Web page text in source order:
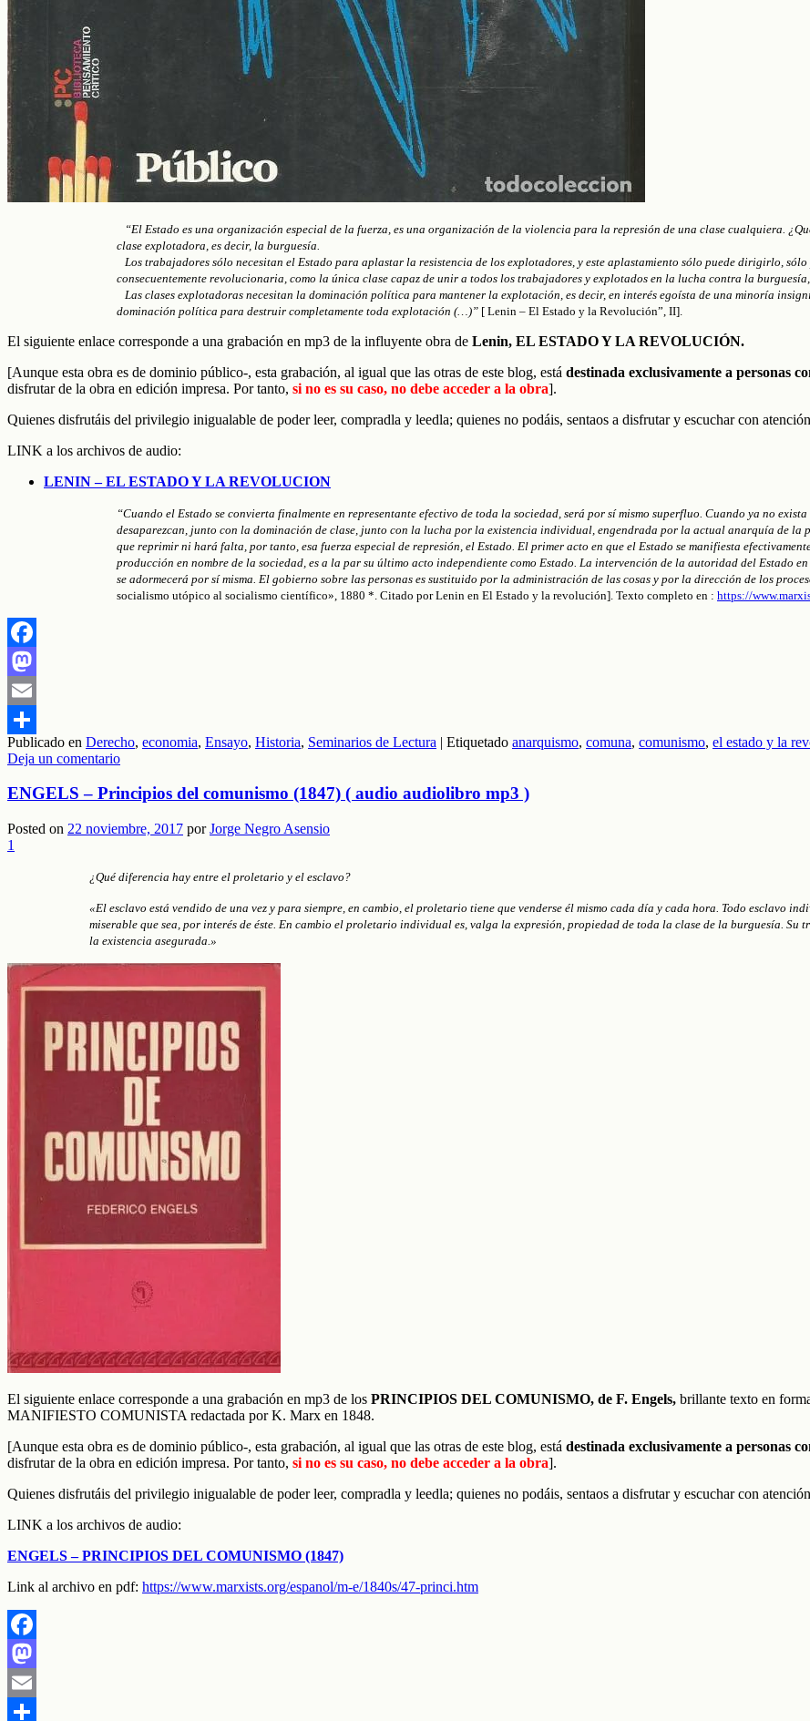
“El Estado es una organización especial de la fuerza, es una organización de la violencia para la represión de una clase cualquiera.
clase explotadora, es decir, la burguesía.
Los trabajadores sólo necesitan el Estado para aplastar la resistencia de los explotadores, y este aplastamiento sólo puede dirigirlo,
consecuentemente revolucionaria, como la única clase capaz de unir a todos los trabajadores y explotados en la lucha contra la
Las clases explotadoras necesitan la dominación política para mantener la explotación, es decir, en interés egoísta de una minoría
dominación política para destruir completamente toda explotación (…)” [ Lenin – El Estado y la Revolución”, II].
El siguiente enlace corresponde a una grabación en mp3 de la influyente obra de Lenin, EL ESTADO Y LA REVOLUCIÓN.
[Aunque esta obra es de dominio público-, esta grabación, al igual que las otras de este blog, está destinada exclusivamente a personas
disfrutar de la obra en edición impresa. Por tanto, si no es su caso, no debe acceder a la obra].
Quienes disfrutáis del privilegio inigualable de poder leer, compradla y leedla; quienes no podáis, sentaos a disfrutar y escuchar con
LINK a los archivos de audio:
LENIN – EL ESTADO Y LA REVOLUCION
“Cuando el Estado se convierta finalmente en representante efectivo de toda la sociedad, será por sí mismo superfluo. Cuando ya no
desaparezcan, junto con la dominación de clase, junto con la lucha por la existencia individual, engendrada por la actual anarquía de la
que reprimir ni hará falta, por tanto, esa fuerza especial de represión, el Estado. El primer acto en que el Estado se manifiesta
producción en nombre de la sociedad, es a la par su último acto independiente como Estado. La intervención de la autoridad del Estado
se adormecerá por sí misma. El gobierno sobre las personas es sustituido por la administración de las cosas y por la dirección de los
socialismo utópico al socialismo científico», 1880 *. Citado por Lenin en El Estado y la revolución]. Texto completo en : https://
Facebook
Mastodon
Email
Compartir
Publicado en Derecho, economia, Ensayo, Historia, Seminarios de Lectura | Etiquetado anarquismo, comuna, comunismo, el estado y la
Deja un comentario
ENGELS – Principios del comunismo (1847) ( audio audiolibro mp3 )
Posted on 22 noviembre, 2017 porJorge Negro Asensio
1
¿Qué diferencia hay entre el proletario y el esclavo?
«El esclavo está vendido de una vez y para siempre, en cambio, el proletario tiene que venderse él mismo cada día y cada hora. Todo esclavo
miserable que sea, por interés de éste. En cambio el proletario individual es, valga la expresión, propiedad de toda la clase de la burguesía.
la existencia asegurada.»
El siguiente enlace corresponde a una grabación en mp3 de los PRINCIPIOS DEL COMUNISMO, de F. Engels, brillante texto en
MANIFIESTO COMUNISTA redactada por K. Marx en 1848.
[Aunque esta obra es de dominio público-, esta grabación, al igual que las otras de este blog, está destinada exclusivamente a personas
disfrutar de la obra en edición impresa. Por tanto, si no es su caso, no debe acceder a la obra].
Quienes disfrutáis del privilegio inigualable de poder leer, compradla y leedla; quienes no podáis, sentaos a disfrutar y escuchar con
LINK a los archivos de audio:
ENGELS – PRINCIPIOS DEL COMUNISMO (1847)
Link al archivo en pdf: https://www.marxists.org/espanol/m-e/1840s/47-princi.htm
Facebook
Mastodon
Email